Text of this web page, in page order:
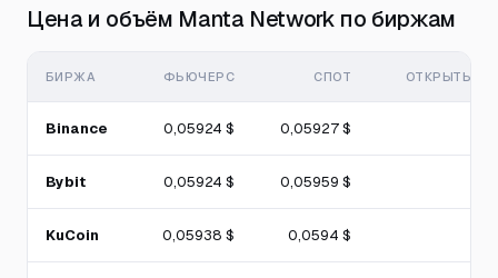
Цена и объём Manta Network по биржам
БИРЖА ФЬЮЧЕРС СПОТ ОТКРЫТЫЙ
Binance 0,05924 $ 0,05927 $
Bybit 0,05924 $ 0,05959 $
KuCoin 0,05938 $ 0,0594 $